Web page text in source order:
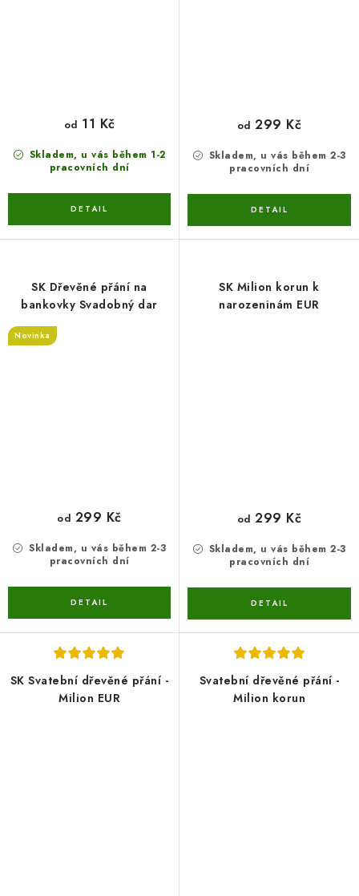
Skladem, u vás během 1-2
pracovních dní
od 11 Kč
Skladem, u vás během 2-3
pracovních dní
od 299 Kč
SK Dřevěné přání na
bankovky Svadobný dar
Novinka
Skladem, u vás během 2-3
pracovních dní
od 299 Kč
SK Milion korun k
narozeninám EUR
Skladem, u vás během 2-3
pracovních dní
od 299 Kč
SK Svatební dřevěné přání -
Milion EUR
Svatební dřevěné přání -
Milion korun